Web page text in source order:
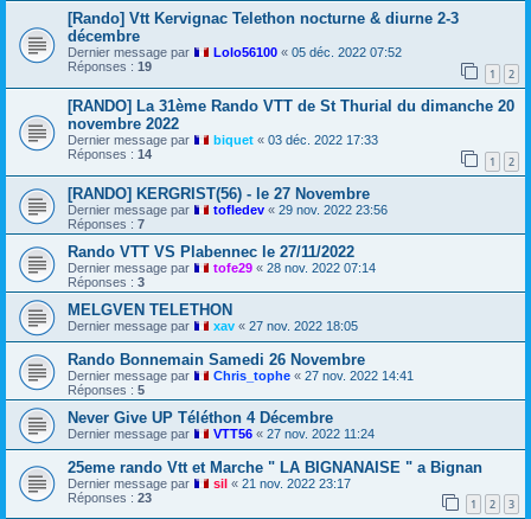
[Rando] Vtt Kervignac Telethon nocturne & diurne 2-3
décembre
Dernier message par Lolo56100 « 05 déc. 2022 07:52
Réponses : 19 1 2
[RANDO] La 31ème Rando VTT de St Thurial du dimanche 20
novembre 2022
Dernier message par biquet « 03 déc. 2022 17:33
Réponses : 14 1 2
[RANDO] KERGRIST(56) - le 27 Novembre
Dernier message par tofledev « 29 nov. 2022 23:56
Réponses : 7
Rando VTT VS Plabennec le 27/11/2022
Dernier message par tofe29 « 28 nov. 2022 07:14
Réponses : 3
MELGVEN TELETHON
Dernier message par xav « 27 nov. 2022 18:05
Rando Bonnemain Samedi 26 Novembre
Dernier message par Chris_tophe « 27 nov. 2022 14:41
Réponses : 5
Never Give UP Téléthon 4 Décembre
Dernier message par VTT56 « 27 nov. 2022 11:24
25eme rando Vtt et Marche " LA BIGNANAISE " a Bignan
Dernier message par sil « 21 nov. 2022 23:17
Réponses : 23 1 2 3